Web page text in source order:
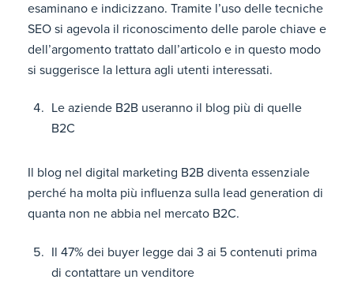
esaminano e indicizzano. Tramite l’uso delle tecniche
SEO si agevola il riconoscimento delle parole chiave e
dell’argomento trattato dall’articolo e in questo modo
si suggerisce la lettura agli utenti interessati.
Le aziende B2B useranno il blog più di quelle
B2C
Il blog nel digital marketing B2B diventa essenziale
perché ha molta più influenza sulla lead generation di
quanta non ne abbia nel mercato B2C.
Il 47% dei buyer legge dai 3 ai 5 contenuti prima
di contattare un venditore